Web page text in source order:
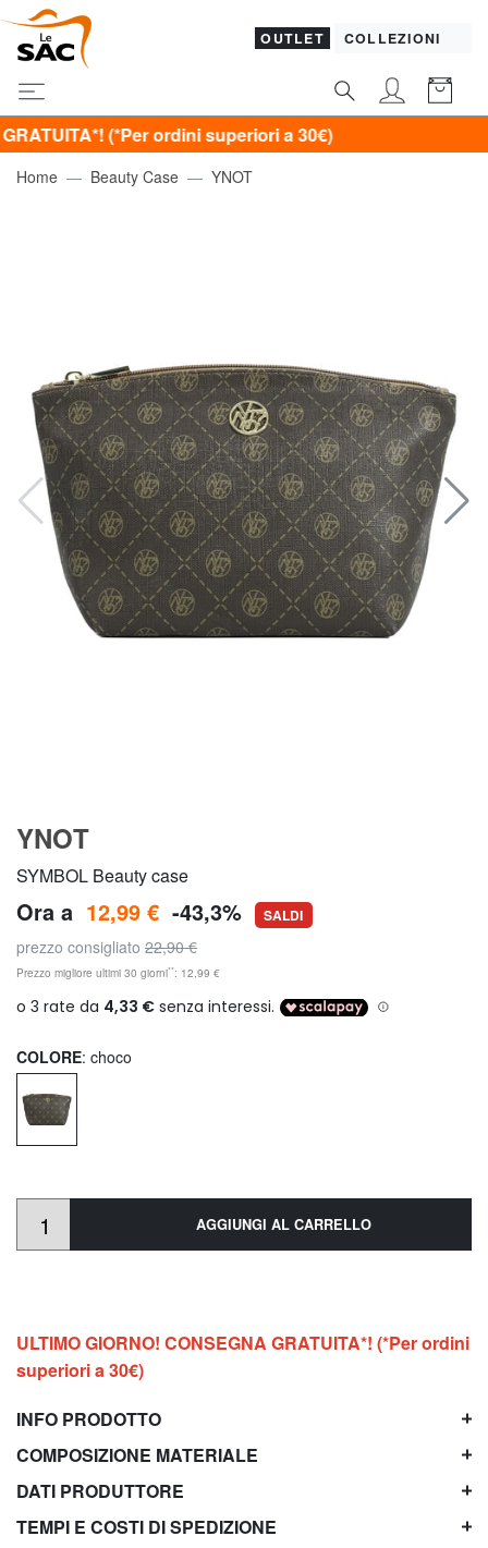
OUTLET COLLEZIONI
(*Per ordini superiori a 30€)
Home Beauty Case YNOT
YNOT
SYMBOL Beauty case
Ora a 12,99 € -43,3% SALDI
prezzo consigliato 22,90 €
Prezzo migliore ultimi 30 giorni**: 12,99 €
COLORE: choco
AGGIUNGI AL CARRELLO
ULTIMO GIORNO! CONSEGNA GRATUITA*! (*Per ordini
superiori a 30€)
INFO PRODOTTO
COMPOSIZIONE MATERIALE
DATI PRODUTTORE
TEMPI E COSTI DI SPEDIZIONE